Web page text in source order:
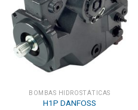
BOMBAS HIDROSTÁTICAS
H1P DANFOSS